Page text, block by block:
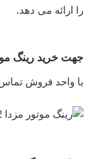
را ارائه می دهد.
جهت خرید رینگ موتور مزدا 2 و
با واحد فروش تماس